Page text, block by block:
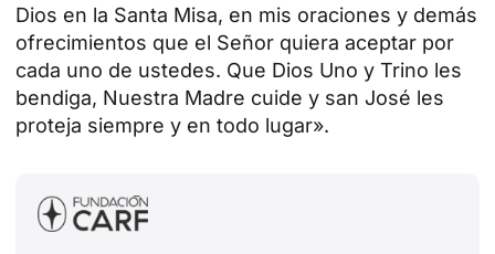
Dios en la Santa Misa, en mis oraciones y demás
ofrecimientos que el Señor quiera aceptar por
cada uno de ustedes. Que Dios Uno y Trino les
bendiga, Nuestra Madre cuide y san José les
proteja siempre y en todo lugar».